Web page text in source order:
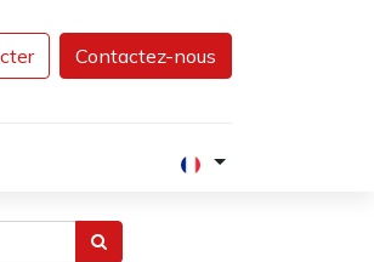
Contactez-nous